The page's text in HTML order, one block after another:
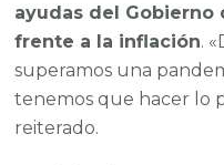
ayudas del Gobierno
frente a la inflación.
superamos una
tenemos que hacer lo
reiterado.